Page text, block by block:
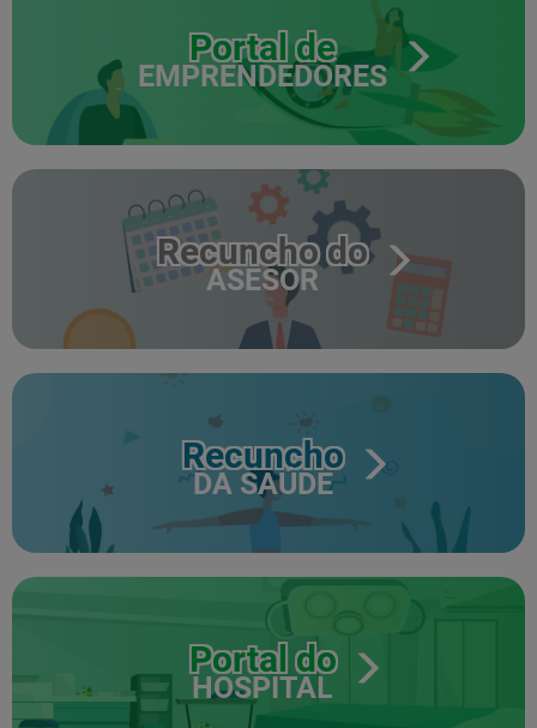
Portal de
EMPRENDEDORES
Recuncho do
ASESOR
Recuncho
DA SAÚDE
Portal do
HOSPITAL